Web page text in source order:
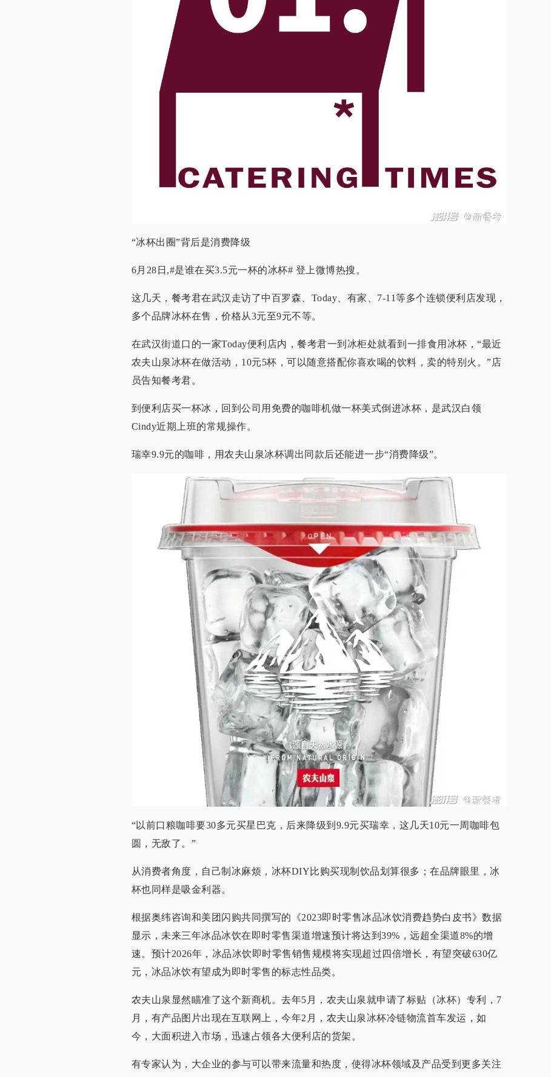
“冰杯出圈”背后是消费降级
6月28日,#是谁在买3.5元一杯的冰杯# 登上微博热搜。
这几天，餐考君在武汉走访了中百罗森、Today、有家、7-11等多个连锁便利店发现，
多个品牌冰杯在售，价格从3元至9元不等。
在武汉街道口的一家Today便利店内，餐考君一到冰柜处就看到一排食用冰杯，“最近
农夫山泉冰杯在做活动，10元5杯，可以随意搭配你喜欢喝的饮料，卖的特别火。”店
员告知餐考君。
到便利店买一杯冰，回到公司用免费的咖啡机做一杯美式倒进冰杯，是武汉白领
Cindy近期上班的常规操作。
瑞幸9.9元的咖啡，用农夫山泉冰杯调出同款后还能进一步“消费降级”。
“以前口粮咖啡要30多元买星巴克，后来降级到9.9元买瑞幸，这几天10元一周咖啡包
圆，无敌了。”
从消费者角度，自己制冰麻烦，冰杯DIY比购买现制饮品划算很多；在品牌眼里，冰
杯也同样是吸金利器。
根据奥纬咨询和美团闪购共同撰写的《2023即时零售冰品冰饮消费趋势白皮书》数据
显示，未来三年冰品冰饮在即时零售渠道增速预计将达到39%，远超全渠道8%的增
速。预计2026年，冰品冰饮即时零售销售规模将实现超过四倍增长，有望突破630亿
元，冰品冰饮有望成为即时零售的标志性品类。
农夫山泉显然瞄准了这个新商机。去年5月，农夫山泉就申请了标贴（冰杯）专利，7
月，有产品图片出现在互联网上，今年2月，农夫山泉冰杯冷链物流首车发运，如
今，大面积进入市场，迅速占领各大便利店的货架。
有专家认为，大企业的参与可以带来流量和热度，使得冰杯领域及产品受到更多关注